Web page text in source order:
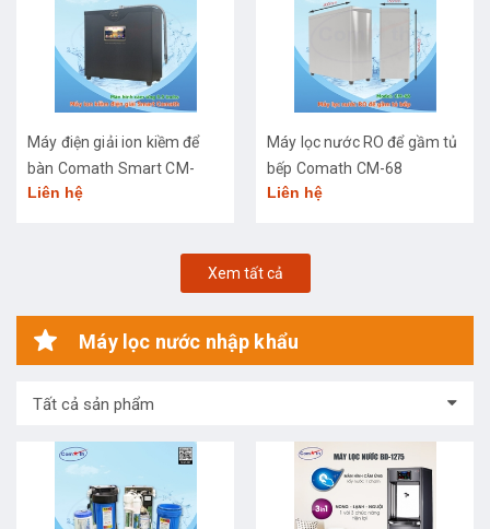
Máy điện giải ion kiềm để
bàn Comath Smart CM-
3668
Liên hệ
Máy lọc nước RO để gầm tủ
bếp Comath CM-68
Liên hệ
Xem tất cả
Máy lọc nước nhập khẩu
Tất cả sản phẩm